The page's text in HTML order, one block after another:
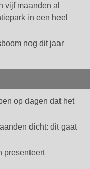
vijf maanden al
in een heel
nog dit jaar
op dagen dat het
dicht: dit gaat
presenteert